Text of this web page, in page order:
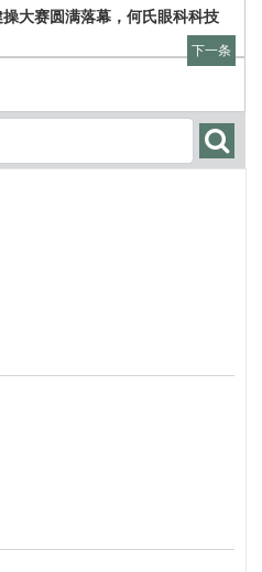
大赛圆满落幕，何氏眼科科技
下一条